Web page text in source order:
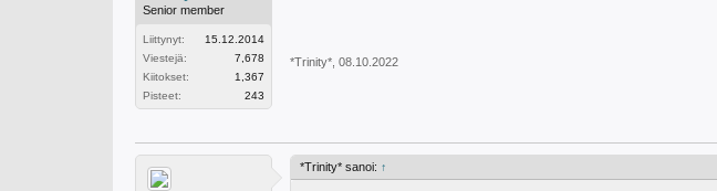
Senior member
Liittynyt:
15.12.2014
Viestejä:
7,678
Kiitokset:
1,367
Pisteet:
243
*Trinity* 08.10.2022
*Trinity* sanoi: ↑